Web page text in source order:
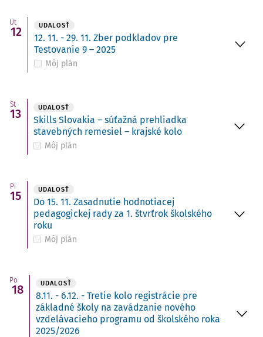
Ut
12 UDALOSŤ
12. 11. - 29. 11. Zber podkladov pre
Testovanie 9 – 2025
Môj plán
St
13 UDALOSŤ
Skills Slovakia – súťažná prehliadka
stavebných remesiel – krajské kolo
Môj plán
Pi
15 UDALOSŤ
Do 15. 11. Zasadnutie hodnotiacej
pedagogickej rady za 1. štvrťrok školského
roku
Môj plán
Po
18 UDALOSŤ
8.11. - 6.12. - Tretie kolo registrácie pre
základné školy na zavádzanie nového
vzdelávacieho programu od školského roka
2025/2026